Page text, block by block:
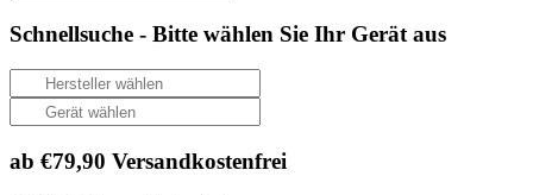
Schnellsuche - Bitte wählen Sie Ihr Gerät aus
ab €79,90 Versandkostenfrei